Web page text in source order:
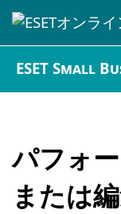
ESET Small
パフォ
または